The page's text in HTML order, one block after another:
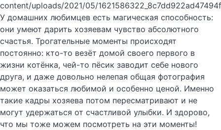
content/uploads/2021/05/
У домашних любимцев есть магическая способность:
они умеют дарить хозяевам чувство абсолютного
счастья. Трогательные моменты происходят
постоянно: кто-то везёт домой своего первого в
жизни котёнка, чей-то пёсик заводит себе нового
друга, и даже довольно нелепая общая фотография
может оказаться любимой и особенно ценой. Именно
такие кадры хозяева потом пересматривают и не
могут удержаться от счастливой улыбки. И здорово,
что мы тоже можем посмотреть на эти моменты!